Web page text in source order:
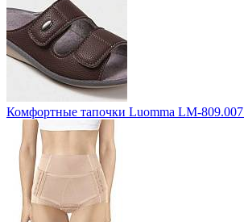
Комфортные тапочки Luomma LM-809.007